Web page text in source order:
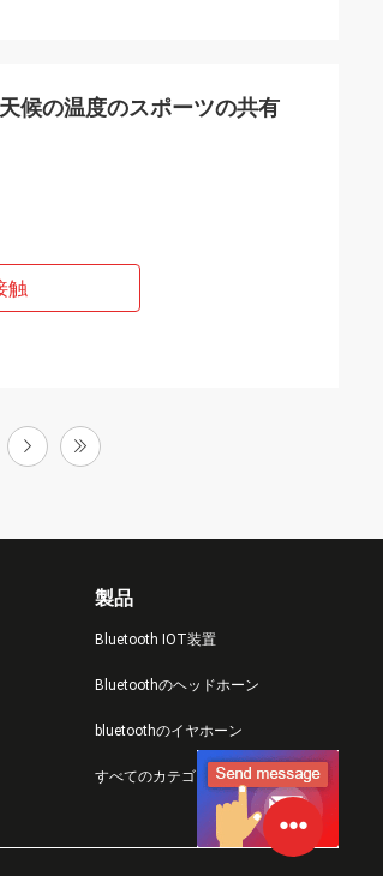
候の温度のスポーツの共有
触
製品
Bluetooth IOT装置
Bluetoothのヘッドホーン
bluetoothのイヤホーン
すべてのカテゴリー